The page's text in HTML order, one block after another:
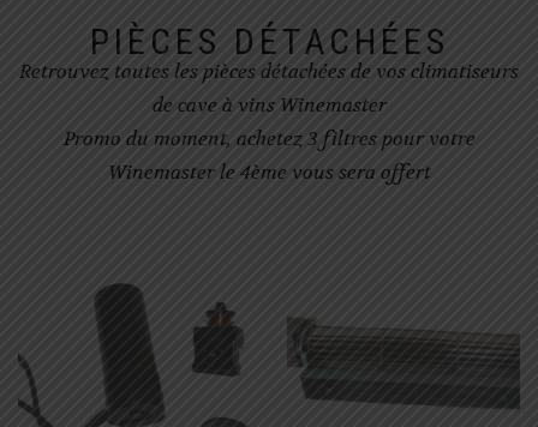
PIÈCES DÉTACHÉES
Retrouvez toutes les pièces détachées de vos climatiseurs
de cave à vins Winemaster
Promo du moment, achetez 3 filtres pour votre
Winemaster le 4ème vous sera offert